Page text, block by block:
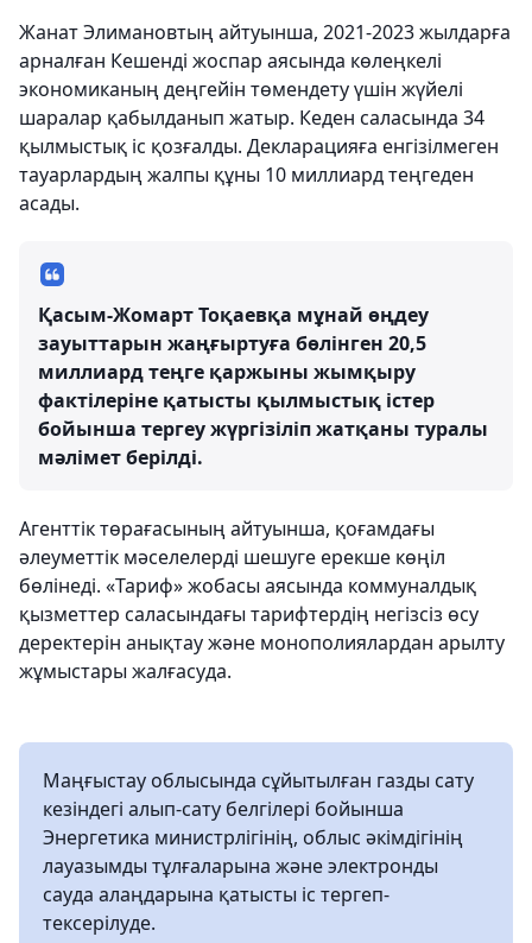
Жанат Элимановтың айтуынша, 2021-2023 жылдарға
арналған Кешенді жоспар аясында көлеңкелі
экономиканың деңгейін төмендету үшін жүйелі
шаралар қабылданып жатыр. Кеден саласында 34
қылмыстық іс қозғалды. Декларацияға енгізілмеген
тауарлардың жалпы құны 10 миллиард теңгеден
асады.
Қасым-Жомарт Тоқаевқа мұнай өңдеу
зауыттарын жаңғыртуға бөлінген 20,5
миллиард теңге қаржыны жымқыру
фактілеріне қатысты қылмыстық істер
бойынша тергеу жүргізіліп жатқаны туралы
мәлімет берілді.
Агенттік төрағасының айтуынша, қоғамдағы
әлеуметтік мәселелерді шешуге ерекше көңіл
бөлінеді. «Тариф» жобасы аясында коммуналдық
қызметтер саласындағы тарифтердің негізсіз өсу
деректерін анықтау және монополиялардан арылту
жұмыстары жалғасуда.
Маңғыстау облысында сұйытылған газды сату
кезіндегі алып-сату белгілері бойынша
Энергетика министрлігінің, облыс әкімдігінің
лауазымды тұлғаларына және электронды
сауда алаңдарына қатысты іс тергеп-
тексерілуде.